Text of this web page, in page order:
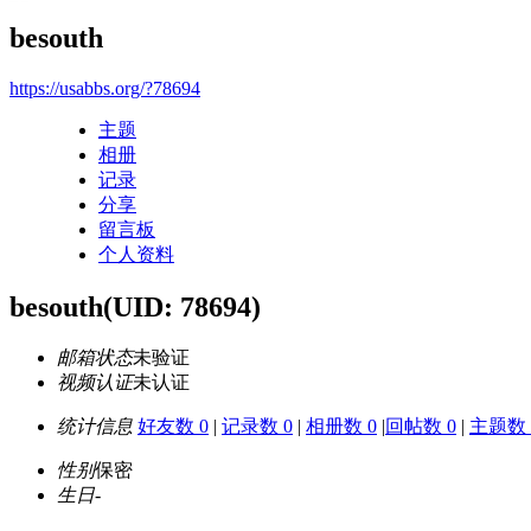
besouth
https://usabbs.org/?78694
主题
相册
记录
分享
留言板
个人资料
besouth(UID: 78694)
邮箱状态未验证
视频认证未认证
统计信息 好友数 0 | 记录数 0 | 相册数 0 |回帖数 0 | 主题数
性别保密
生日-